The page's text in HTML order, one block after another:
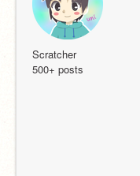
Scratcher
500+ posts